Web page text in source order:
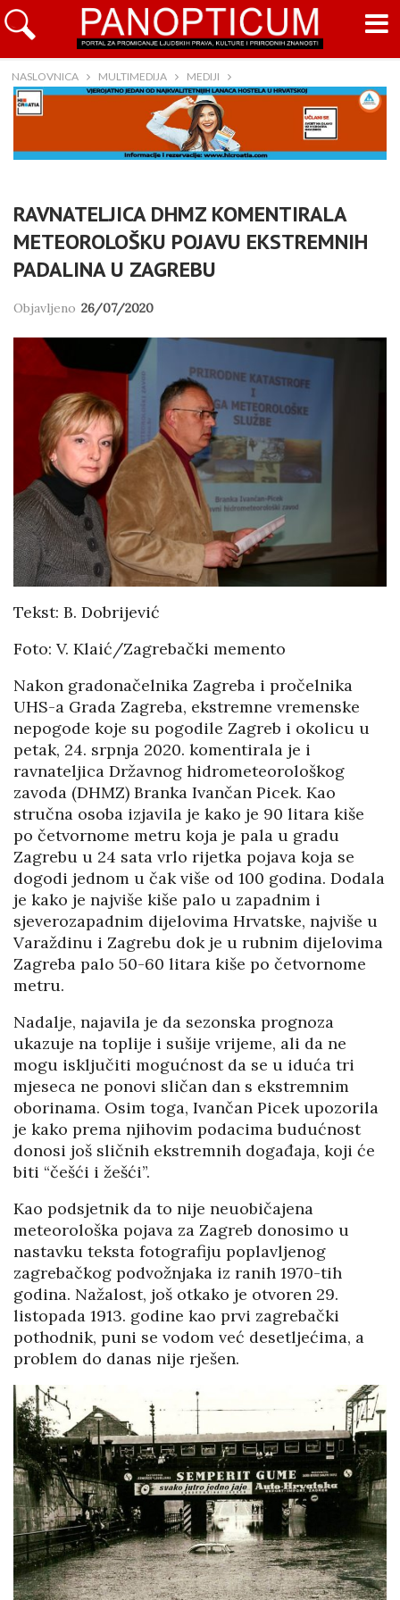
NASLOVNICA MULTIMEDIJA MEDIJI
RAVNATELJICA DHMZ KOMENTIRALA
METEOROLOŠKU POJAVU EKSTREMNIH
PADALINA U ZAGREBU
Objavljeno 26/07/2020
Tekst: B. Dobrijević
Foto: V. Klaić/Zagrebački memento
Nakon gradonačelnika Zagreba i pročelnika
UHS-a Grada Zagreba, ekstremne vremenske
nepogode koje su pogodile Zagreb i okolicu u
petak, 24. srpnja 2020. komentirala je i
ravnateljica Državnog hidrometeorološkog
zavoda (DHMZ) Branka Ivančan Picek. Kao
stručna osoba izjavila je kako je 90 litara kiše
po četvornome metru koja je pala u gradu
Zagrebu u 24 sata vrlo rijetka pojava koja se
dogodi jednom u čak više od 100 godina. Dodala
je kako je najviše kiše palo u zapadnim i
sjeverozapadnim dijelovima Hrvatske, najviše u
Varaždinu i Zagrebu dok je u rubnim dijelovima
Zagreba palo 50-60 litara kiše po četvornome
metru.
Nadalje, najavila je da sezonska prognoza
ukazuje na toplije i sušije vrijeme, ali da ne
mogu isključiti mogućnost da se u iduća tri
mjeseca ne ponovi sličan dan s ekstremnim
oborinama. Osim toga, Ivančan Picek upozorila
je kako prema njihovim podacima budućnost
donosi još sličnih ekstremnih događaja, koji će
biti “češći i žešći”.
Kao podsjetnik da to nije neuobičajena
meteorološka pojava za Zagreb donosimo u
nastavku teksta fotografiju poplavljenog
zagrebačkog podvožnjaka iz ranih 1970-tih
godina. Nažalost, još otkako je otvoren 29.
listopada 1913. godine kao prvi zagrebački
pothodnik, puni se vodom već desetljećima, a
problem do danas nije rješen.